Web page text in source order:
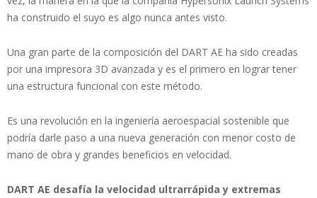
ha construido el suyo es algo nunca antes visto.
Una gran parte de la composición del DART AE ha sido creadas
por una impresora 3D avanzada y es el primero en lograr tener
una estructura funcional con este método.
Es una revolución en la ingeniería aeroespacial sostenible que
podría darle paso a una nueva generación con menor costo de
mano de obra y grandes beneficios en velocidad.
DART AE desafía la velocidad ultrarrápida y extremas